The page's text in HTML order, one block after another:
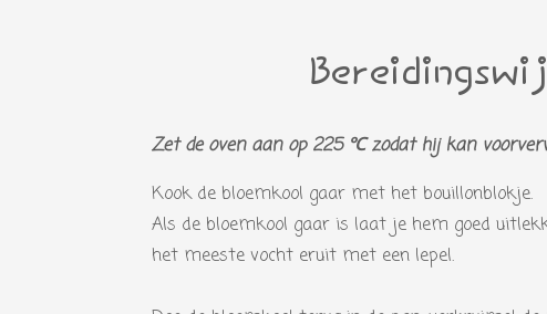
Zet de oven aan op 225 ℃ zodat hij kan
Kook de bloemkool gaar met het bouillonblokje.
Als de bloemkool gaar is laat je hem goed
het meeste vocht eruit met een lepel.